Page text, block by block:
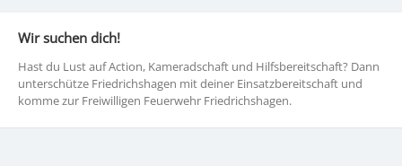
Wir suchen dich!
Hast du Lust auf Action, Kameradschaft und Hilfsbereitschaft? Dann
unterschütze Friedrichshagen mit deiner Einsatzbereitschaft und
komme zur Freiwilligen Feuerwehr Friedrichshagen.